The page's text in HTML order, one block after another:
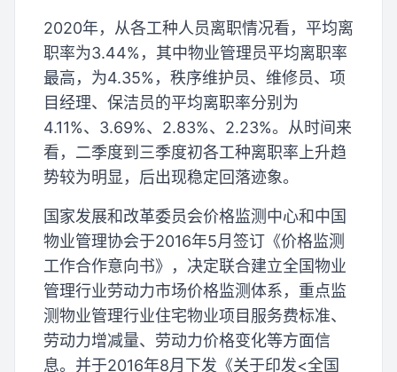
2020年，从各工种人员离职情况看，平均离
职率为3.44%，其中物业管理员平均离职率
最高，为4.35%，秩序维护员、维修员、项
目经理、保洁员的平均离职率分别为
4.11%、3.69%、2.83%、2.23%。从时间来
看，二季度到三季度初各工种离职率上升趋
势较为明显，后出现稳定回落迹象。
国家发展和改革委员会价格监测中心和中国
物业管理协会于2016年5月签订《价格监测
工作合作意向书》，决定联合建立全国物业
管理行业劳动力市场价格监测体系，重点监
测物业管理行业住宅物业项目服务费标准、
劳动力增减量、劳动力价格变化等方面信
息。并于2016年8月下发《关于印发<全国